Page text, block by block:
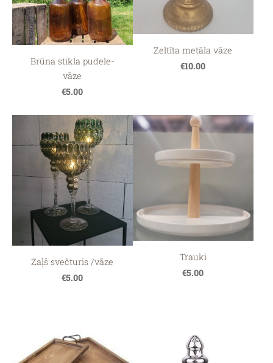
Brūna stikla pudele-
vāze
€5.00
Zeltīta metāla vāze
€10.00
Zaļš svečturis /vāze
€5.00
Trauki
€5.00